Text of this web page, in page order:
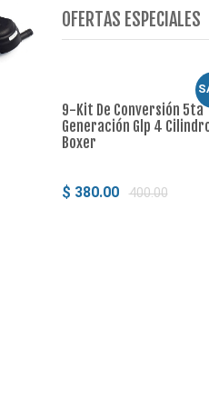
2-Kit De Conversión 5ta
Generación Glp 4 Cilindros
$ 380.00 400.00
OFERTAS ESPECIALES
9-Kit De Conversión 5ta
Generación Glp 4
Boxer
$ 380.00 400.00